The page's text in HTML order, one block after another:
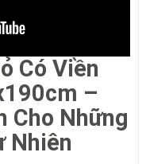
Có Viền
–
Cho Những
Nhiên